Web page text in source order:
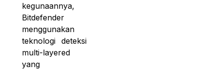
kegunaannya,
Bitdefender
menggunakan
teknologi deteksi
multi-layered
yang